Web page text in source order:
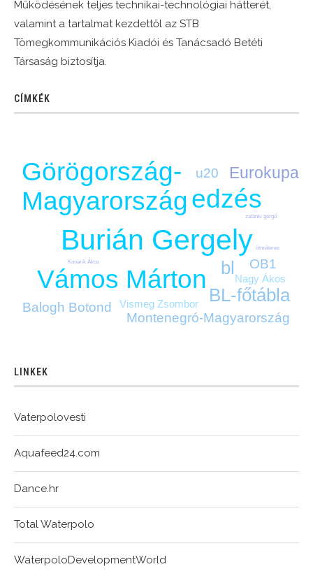
Működésének teljes technikai-technológiai hátterét,
valamint a tartalmat kezdettől az STB
Tömegkommunikációs Kiadói és Tanácsadó Betéti
Társaság biztosítja.
CÍMKÉK
Burián Gergely
edzés
Görögország-
Magyarország
Vámos Márton
bl
BL-főtábla
Eurokupa
Balogh Botond
Montenegró-Magyarország
OB1
u20
Nagy Ákos
Vismeg Zsombor
Konarik Ákos
zalánki gergő
ötméteres
LINKEK
Vaterpolovesti
Aquafeed24.com
Dance.hr
Total Waterpolo
WaterpoloDevelopmentWorld